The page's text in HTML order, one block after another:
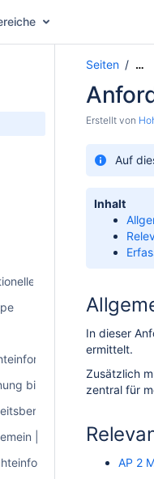
Akteur*innen von
in Metadaten
bibliothekarischer Daten
| Lizenzen Gruppe
in
Seiten …
Erstellt von
Auf
Inhalt
In dieser
ermittelt.
Zusätzlich
zentral für
AP 2